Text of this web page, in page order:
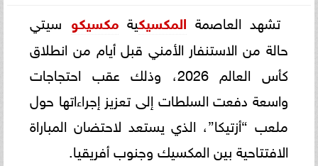
تشهد العاصمة المكسيكيةمكسيكو سيتي
حالة من الاستنفار الأمني قبل أيام من انطلاق
كأس العالم 2026، وذلك عقب احتجاجات
واسعة دفعت السلطات إلى تعزيز إجراءاتها حول
ملعب “أزتيكا”، الذي يستعد لاحتضان المباراة
الافتتاحية بين المكسيك وجنوب أفريقيا.